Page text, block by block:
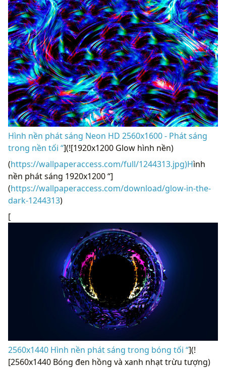
Hình nền phát sáng Neon HD 2560x1600 - Phát sáng
trong nền tối “](![1920x1200 Glow hình nền)
(https://wallpaperaccess.com/full/1244313.jpg)Hình
nền phát sáng 1920x1200 “]
(https://wallpaperaccess.com/download/glow-in-the-
dark-1244313)
[
2560x1440 Hình nền phát sáng trong bóng tối “](!
[2560x1440 Bóng đen hồng và xanh nhạt trừu tượng)